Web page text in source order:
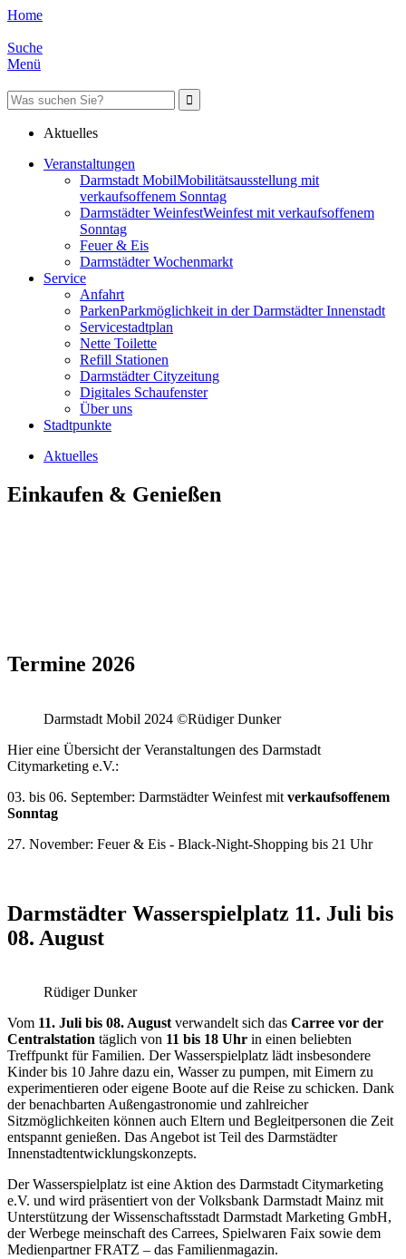
Home
Suche
Menü
Aktuelles
Veranstaltungen
Darmstadt MobilMobilitätsausstellung mit
verkaufsoffenem Sonntag
Darmstädter WeinfestWeinfest mit verkaufsoffenem
Sonntag
Feuer & Eis
Darmstädter Wochenmarkt
Service
Anfahrt
ParkenParkmöglichkeit in der Darmstädter Innenstadt
Servicestadtplan
Nette Toilette
Refill Stationen
Darmstädter Cityzeitung
Digitales Schaufenster
Über uns
Stadtpunkte
Aktuelles
Einkaufen & Genießen
Termine 2026
Darmstadt Mobil 2024 ©Rüdiger Dunker
Hier eine Übersicht der Veranstaltungen des Darmstadt
Citymarketing e.V.:
03. bis 06. September: Darmstädter Weinfest mit verkaufsoffenem
Sonntag
27. November: Feuer & Eis - Black-Night-Shopping bis 21 Uhr
Darmstädter Wasserspielplatz 11. Juli bis
08. August
Rüdiger Dunker
Vom 11. Juli bis 08. Augustverwandelt sich das Carree vor der
Centralstation täglich von 11 bis 18 Uhr in einen beliebten
Treffpunkt für Familien. Der Wasserspielplatz lädt insbesondere
Kinder bis 10 Jahre dazu ein, Wasser zu pumpen, mit Eimern zu
experimentieren oder eigene Boote auf die Reise zu schicken. Dank
der benachbarten Außengastronomie und zahlreicher
Sitzmöglichkeiten können auch Eltern und Begleitpersonen die Zeit
entspannt genießen. Das Angebot ist Teil des Darmstädter
Innenstadtentwicklungskonzepts.
Der Wasserspielplatz ist eine Aktion des Darmstadt Citymarketing
e.V. und wird präsentiert von der Volksbank Darmstadt Mainz mit
Unterstützung der Wissenschaftsstadt Darmstadt Marketing GmbH,
der Werbege meinschaft des Carrees, Spielwaren Faix sowie dem
Medienpartner FRATZ – das Familienmagazin.